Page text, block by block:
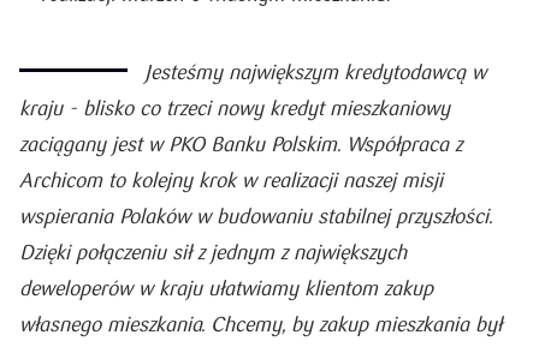
Jesteśmy największym kredytodawcą w
kraju - blisko co trzeci nowy kredyt mieszkaniowy
zaciągany jest w PKO Banku Polskim. Współpraca z
Archicom to kolejny krok w realizacji naszej misji
wspierania Polaków w budowaniu stabilnej przyszłości.
Dzięki połączeniu sił z jednym z największych
deweloperów w kraju ułatwiamy klientom zakup
własnego mieszkania. Chcemy, by zakup mieszkania był